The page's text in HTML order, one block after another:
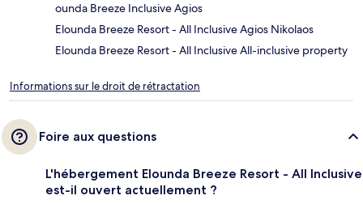
ounda Breeze Inclusive Agios
Elounda Breeze Resort - All Inclusive Agios Nikolaos
Elounda Breeze Resort - All Inclusive All-inclusive property
Informations sur le droit de rétractation
Foire aux questions
L'hébergement Elounda Breeze Resort - All Inclusive
est-il ouvert actuellement ?